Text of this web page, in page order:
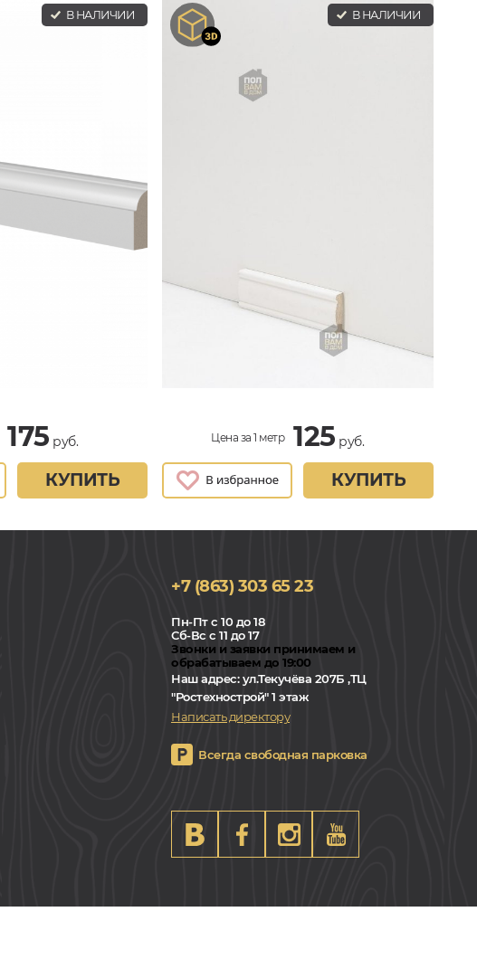
В НАЛИЧИИ
175 руб.
КУПИТЬ
В НАЛИЧИИ
Цена за 1 метр 125 руб.
КУПИТЬ
+7 (863) 303 65 23
Пн-Пт с 10 до 18
Сб-Вс с 11 до 17
Звонки и заявки принимаем и
обрабатываем до 19:00
Наш адрес:ул.Текучёва 207Б ,ТЦ
"Ростехнострой" 1 этаж
Написать директору
Всегда свободная парковка